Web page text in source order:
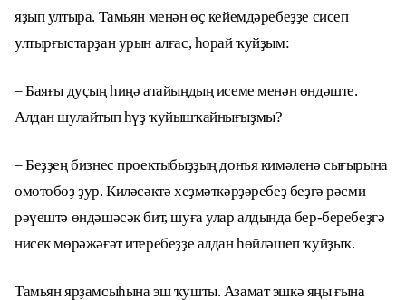
яҙып ултыра. Тамьян менән өҫ кейемдәребеҙҙе сисеп
ултырғыстарҙан урын алғас, һорай ҡуйҙым:
– Баяғы дуҫың һиңә атайыңдың исеме менән өндәште.
Алдан шулайтып һүҙ ҡуйышҡайнығыҙмы?
– Беҙҙең бизнес проектыбыҙҙың донъя кимәленә сығырына
өмөтөбөҙ ҙур. Киләсәктә хеҙмәткәрҙәребеҙ беҙгә рәсми
рәүештә өндәшәсәк бит, шуға улар алдында бер-беребеҙгә
нисек мөрәжәғәт итеребеҙҙе алдан һөйләшеп ҡуйҙыҡ.
Тамьян ярҙамсыһына эш ҡушты. Азамат эшкә яңы ғына